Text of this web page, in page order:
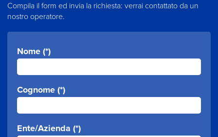
Compila il form ed invia la richiesta: verrai contattato da un
nostro operatore.
Nome (*)
Cognome (*)
Ente/Azienda (*)